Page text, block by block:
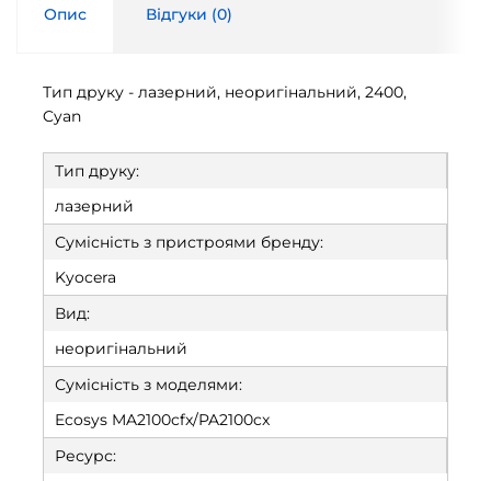
Опис Відгуки (0)
Тип друку - лазерний, неоригінальний, 2400,
Cyan
Тип друку:
лазерний
Сумісність з пристроями бренду:
Kyocera
Вид:
неоригінальний
Сумісність з моделями:
Ecosys MA2100cfx/PA2100cx
Ресурс: